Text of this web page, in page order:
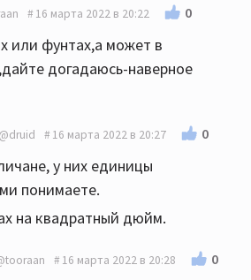
16 марта 2022 в 20:22 0
или фунтах,а может в
догадаюсь-наверное
@druid 16 марта 2022 в 20:27 0
у них единицы
понимаете.
на квадратный дюйм.
16 марта 2022 в 20:28 0